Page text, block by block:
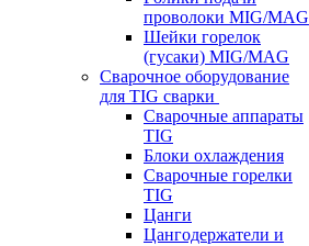
проволоки MIG/MAG
Шейки горелок
(гусаки) MIG/MAG
Сварочное оборудование
для TIG сварки
Сварочные аппараты
TIG
Блоки охлаждения
Сварочные горелки
TIG
Цанги
Цангодержатели и